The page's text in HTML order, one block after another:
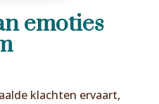
emoties
klachten ervaart,